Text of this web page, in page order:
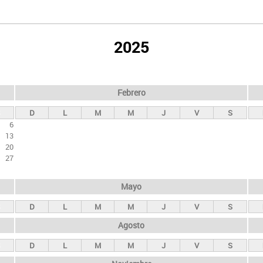
2025
6
13
20
27
Febrero
D L M M J V S
Mayo
D L M M J V S
Agosto
D L M M J V S